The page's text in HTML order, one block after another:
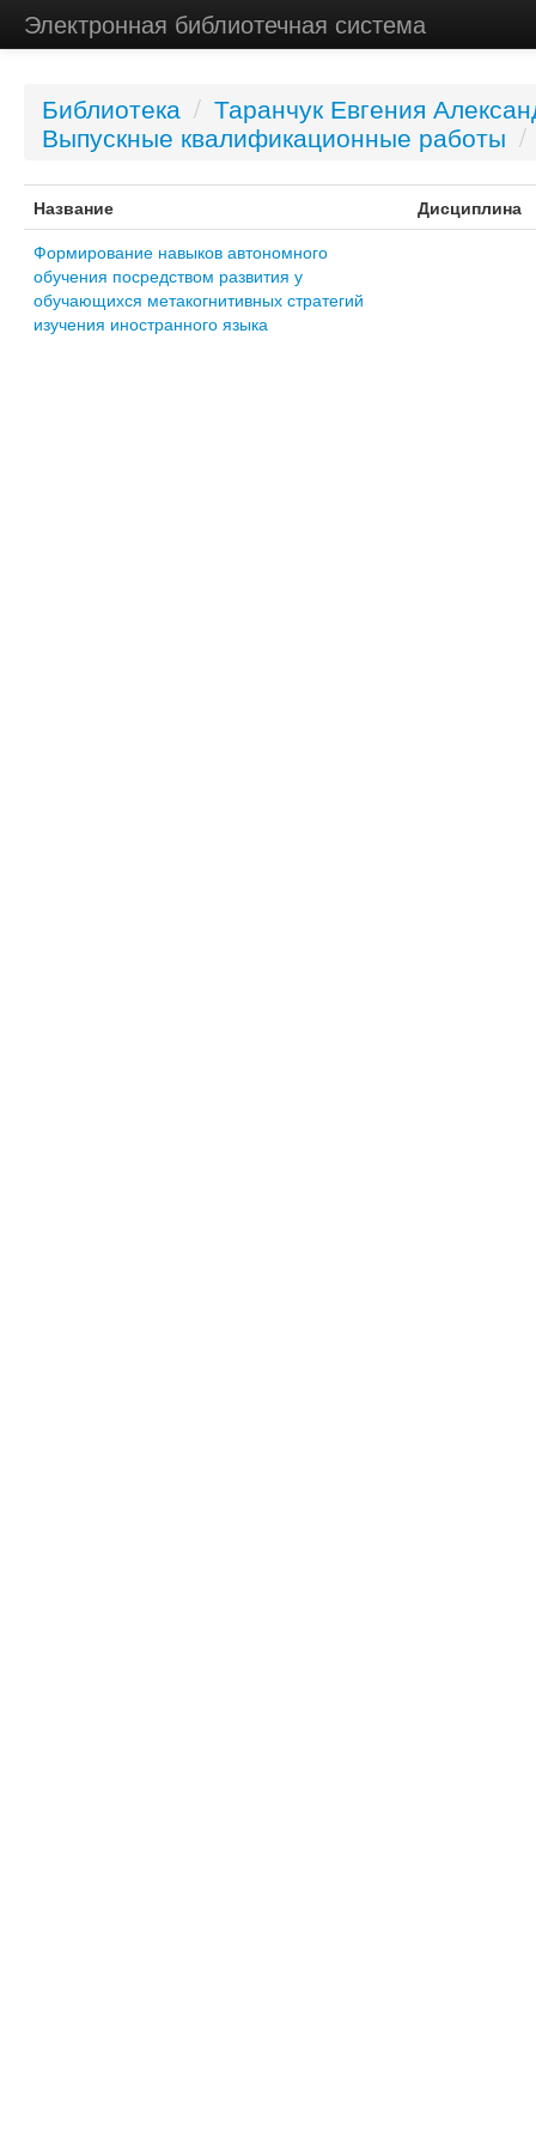
Электронная библиотечная система
Библиотека / Таранчук Евгения
Выпускные квалификационные работы /
Название
Дисциплина
Формирование навыков автономного
обучения посредством развития у
обучающихся метакогнитивных стратегий
изучения иностранного языка